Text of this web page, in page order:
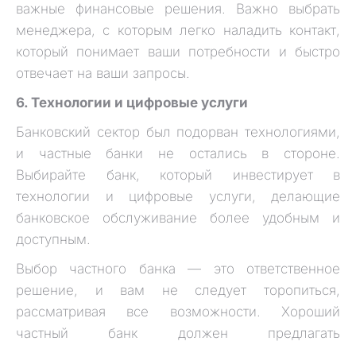
важные финансовые решения. Важно выбрать
менеджера, с которым легко наладить контакт,
который понимает ваши потребности и быстро
отвечает на ваши запросы.
6. Технологии и цифровые услуги
Банковский сектор был подорван технологиями,
и частные банки не остались в стороне.
Выбирайте банк, который инвестирует в
технологии и цифровые услуги, делающие
банковское обслуживание более удобным и
доступным.
Выбор частного банка — это ответственное
решение, и вам не следует торопиться,
рассматривая все возможности. Хороший
частный банк должен предлагать